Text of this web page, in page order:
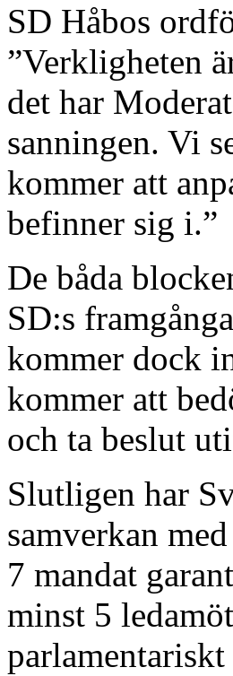
SD Håbos
”Verkligheten
det har
sanningen. Vi
kommer att
befinner sig i.”
De båda
SD:s
kommer dock
kommer att
och ta beslut
Slutligen har
samverkan
7 mandat
minst 5